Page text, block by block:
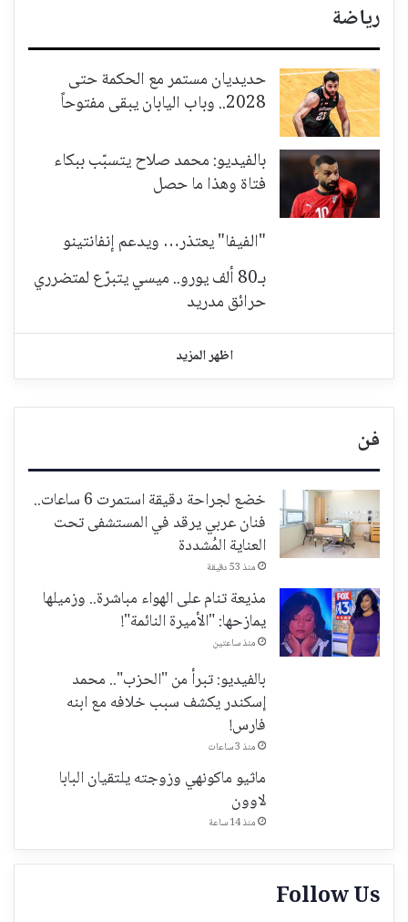
رياضة
حديديان مستمر مع الحكمة حتى
2028.. وباب اليابان يبقى مفتوحاً
بالفيديو: محمد صلاح يتسبّب ببكاء
فتاة وهذا ما حصل
"الفيفا" يعتذر… ويدعم إنفانتينو
بـ80 ألف يورو.. ميسي يتبرّع لمتضرري
حرائق مدريد
اظهر المزيد
فن
خضع لجراحة دقيقة استمرت 6 ساعات..
فنان عربي يرقد في المستشفى تحت
العناية المُشددة
منذ 53 دقيقة
مذيعة تنام على الهواء مباشرة.. وزميلها
يمازحها: "الأميرة النائمة"!
منذ ساعتين
بالفيديو: تبرأ من "الحزب".. محمد
إسكندر يكشف سبب خلافه مع ابنه
فارس!
منذ 3 ساعات
ماثيو ماكونهي وزوجته يلتقيان البابا
لاوون
منذ 14 ساعة
Follow Us